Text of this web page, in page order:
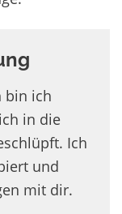
bin ich
in die
Ich
und
mit dir.